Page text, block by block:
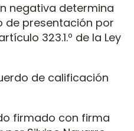
negativa determina
de presentación por
323.1.º de la Ley
de calificación
firmado con firma